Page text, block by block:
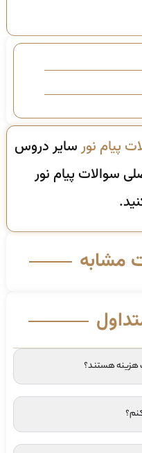
پیام نورسایر دروس
سوالات پیام نور
مشابه
هزینه هستند؟